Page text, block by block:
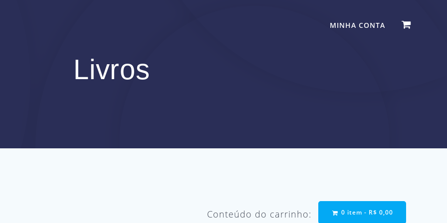
MINHA CONTA
Livros
Conteúdo do carrinho: 0 item - R$ 0,00